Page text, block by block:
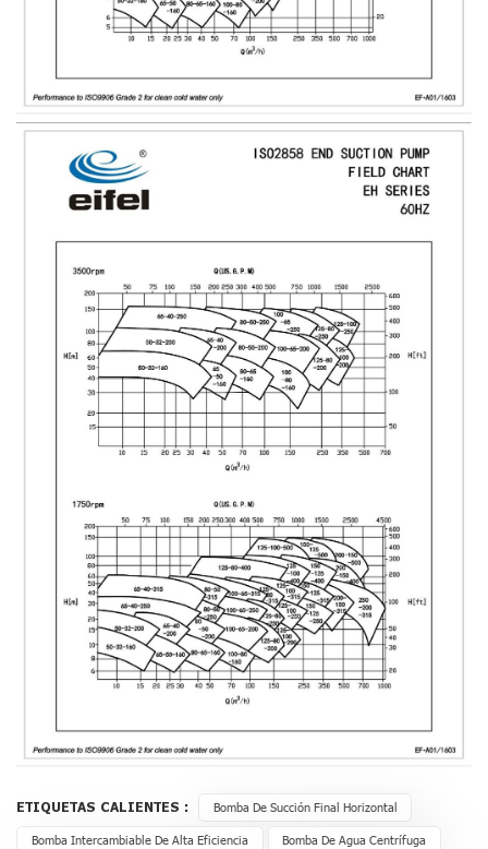
ETIQUETAS CALIENTES : Bomba De Succión Final Horizontal
Bomba Intercambiable De Alta Eficiencia Bomba De Agua Centrífuga